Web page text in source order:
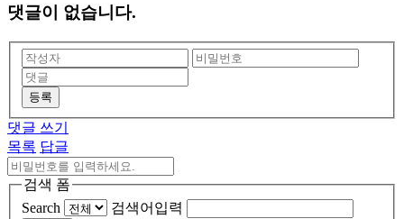
댓글이 없습니다.
등록
댓글 쓰기
목록 답글
검색 폼
Search
검색어입력